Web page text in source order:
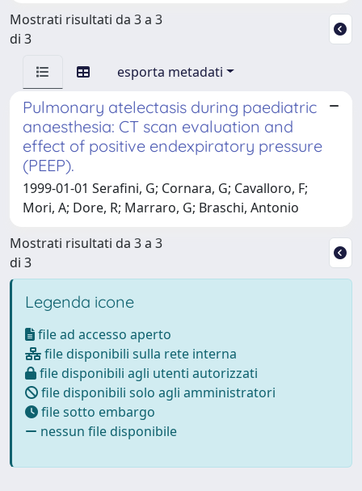
Mostrati risultati da 3 a 3
di 3
esporta metadati
Pulmonary atelectasis during paediatric
anaesthesia: CT scan evaluation and
effect of positive endexpiratory pressure
(PEEP).
1999-01-01 Serafini, G; Cornara, G; Cavalloro, F;
Mori, A; Dore, R; Marraro, G; Braschi, Antonio
Mostrati risultati da 3 a 3
di 3
Legenda icone
file ad accesso aperto
file disponibili sulla rete interna
file disponibili agli utenti autorizzati
file disponibili solo agli amministratori
file sotto embargo
nessun file disponibile